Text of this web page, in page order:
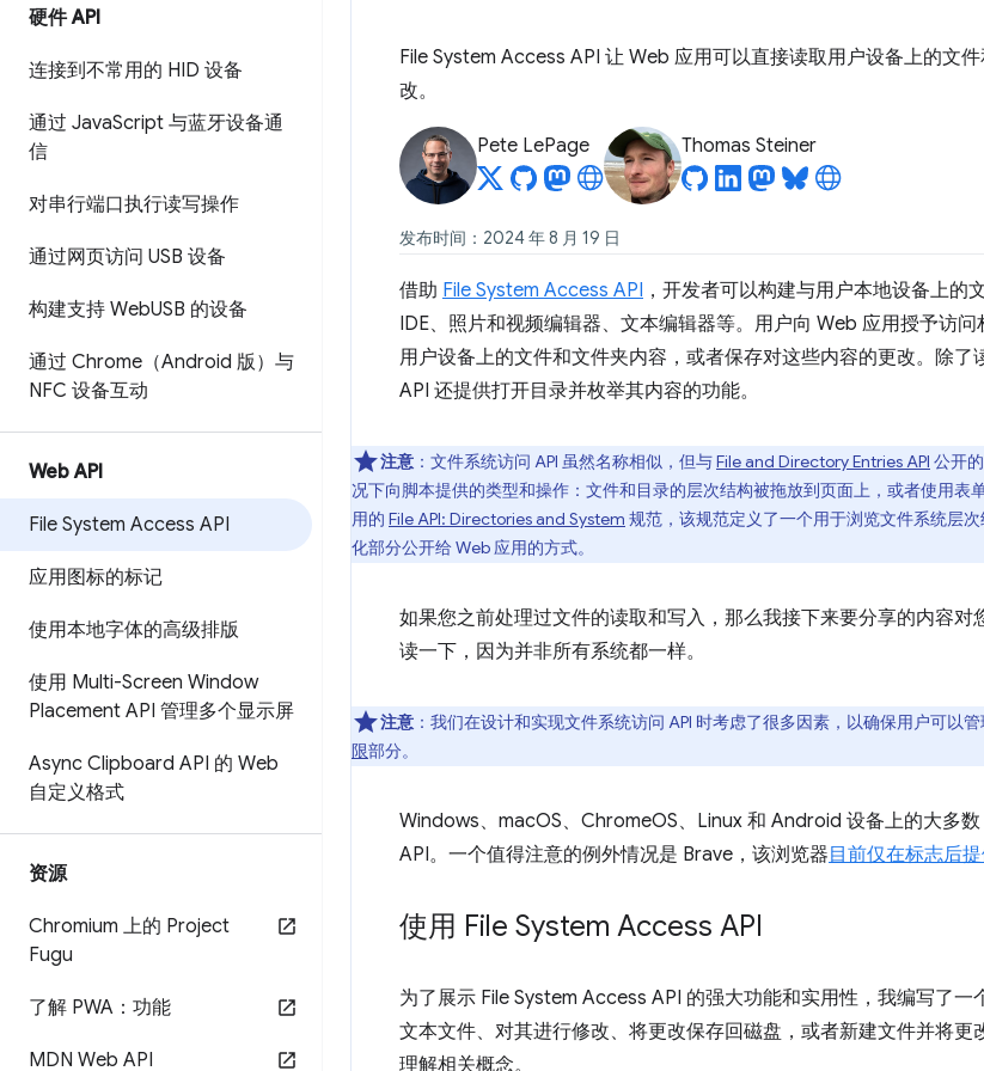
硬件 API
连接到不常用的 HID 设备
通过 JavaScript 与蓝牙设备通
信
对串行端口执行读写操作
通过网页访问 USB 设备
构建支持 WebUSB 的设备
通过 Chrome（Android 版）与
NFC 设备互动
Web API
File System Access API
应用图标的标记
使用本地字体的高级排版
使用 Multi-Screen Window
Placement API 管理多个显示屏
Async Clipboard API 的 Web
自定义格式
资源
Chromium 上的 Project
Fugu
了解 PWA：功能
MDN Web API
File System Access API 让 Web 应用可以直接读取用户设备上的文
改。
Pete LePage Thomas Steiner
发布时间：2024 年 8 月 19 日
借助 File System Access API ，开发者可以构建与用户本地设备上的
IDE、照片和视频编辑器、文本编辑器等。用户向 Web 应用授予访
用户设备上的文件和文件夹内容，或者保存对这些内容的更改。除
API 还提供打开目录并枚举其内容的功能。
注意 ：文件系统访问 API 虽然名称相似，但与File and Directory Entries API 公开的
况下向脚本提供的类型和操作：文件和目录的层次结构被拖放到页面上，或者使用表
用的 File API: Directories and System 规范，该规范定义了一个用于浏览文件系统层
化部分公开给 Web 应用的方式。
如果您之前处理过文件的读取和写入，那么我接下来要分享的内容
读一下，因为并非所有系统都一样。
注意 ：我们在设计和实现文件系统访问 API 时考虑了很多因素，以确保用户可以
限部分。
Windows、macOS、ChromeOS、Linux 和 Android 设备上的大多
API。一个值得注意的例外情况是 Brave，该浏览器 目前仅在标志后
使用 File System Access API
为了展示 File System Access API 的强大功能和实用性，我编写了一
文本文件、对其进行修改、将更改保存回磁盘，或者新建文件并将
理解相关概念。